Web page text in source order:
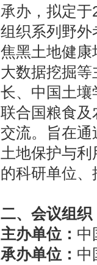
承办，拟定
组织系列野
焦黑土地健
大数据挖掘
长、中国土
联合国粮食
交流。旨在
土地保护与
的科研单位
二、 会议组织
主办单位： 中
承办单位： 中